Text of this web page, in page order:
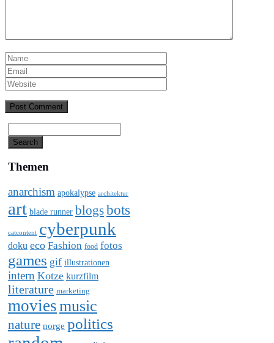
Themen
anarchism apokalypse architektur
art blade runner blogsbots
catcontent cyberpunk
doku eco Fashion food fotos
games gif illustrationen
intern Kotze kurzfilm
literature marketing
moviesmusic
nature norge politics